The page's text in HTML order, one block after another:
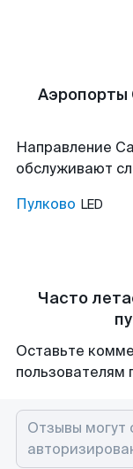
Аэропорты
Направление
обслуживают
Пулково LED
Часто
Оставьте
пользователям